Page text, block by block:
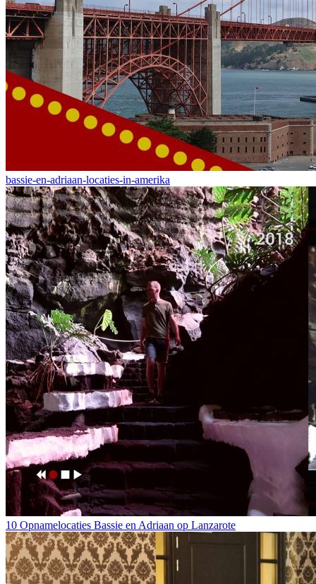
bassie-en-adriaan-locaties-in-amerika
10 Opnamelocaties Bassie en Adriaan op Lanzarote